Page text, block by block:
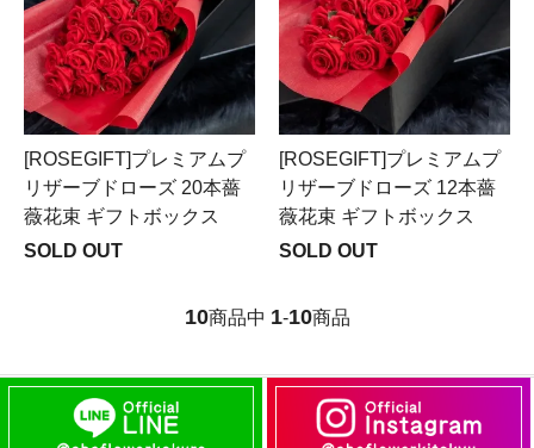
[ROSEGIFT]プレミアムプ
リザーブドローズ 20本薔
薇花束 ギフトボックス
SOLD OUT
[ROSEGIFT]プレミアムプ
リザーブドローズ 12本薔
薇花束 ギフトボックス
SOLD OUT
10商品中 1-10商品